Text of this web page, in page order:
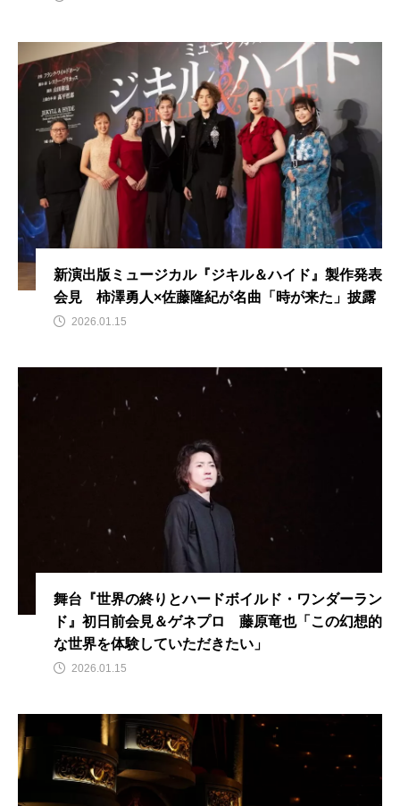
新演出版ミュージカル『ジキル＆ハイド』製作発表
会見 柿澤勇人×佐藤隆紀が名曲「時が来た」披露
2026.01.15
舞台『世界の終りとハードボイルド・ワンダーラン
ド』初日前会見＆ゲネプロ 藤原竜也「この幻想的
な世界を体験していただきたい」
2026.01.15